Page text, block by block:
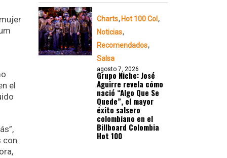
el
con
Charts Hot 100 Col
Noticias
Recomendados
Salsa
agosto 7, 2026
Grupo Niche: José
Aguirre revela cómo
nació “Algo Que Se
Quede”, el mayor
éxito salsero
colombiano en el
Billboard Colombia
Hot 100